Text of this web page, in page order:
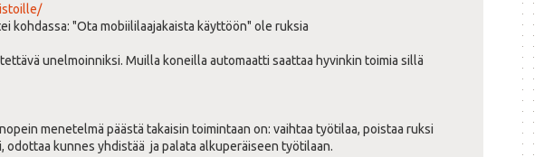
kohdassa: "Ota mobiililaajakaista käyttöön" ole ruksia
unelmoinniksi. Muilla koneilla automaatti saattaa hyvinkin toimia sillä
menetelmä päästä takaisin toimintaan on: vaihtaa työtilaa, poistaa ruksi
kunnes yhdistää ja palata alkuperäiseen työtilaan.